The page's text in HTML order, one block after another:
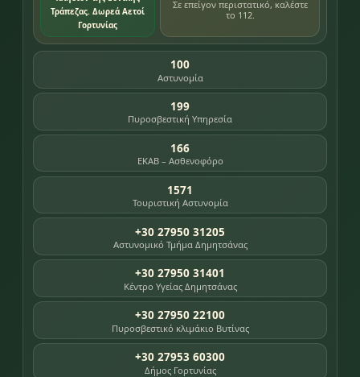
Τράπεζας. Δωρεά Αετοί
Γορτυνίας
Σε επείγον περιστατικό, καλέστε
το 112.
100
Αστυνομία
199
Πυροσβεστική Υπηρεσία
166
ΕΚΑΒ – Ασθενοφόρο
1571
Τουριστική Αστυνομία
+30 27950 31205
Αστυνομικό Τμήμα Δημητσάνας
+30 27950 31401
Κέντρο Υγείας Δημητσάνας
+30 27950 22100
Πυροσβεστικό κλιμάκιο Βυτίνας
+30 27953 60300
Δήμος Γορτυνίας